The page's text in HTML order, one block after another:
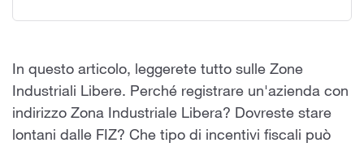
In questo articolo, leggerete tutto sulle Zone
Industriali Libere. Perché registrare un'azienda con
indirizzo Zona Industriale Libera? Dovreste stare
lontani dalle FIZ? Che tipo di incentivi fiscali può